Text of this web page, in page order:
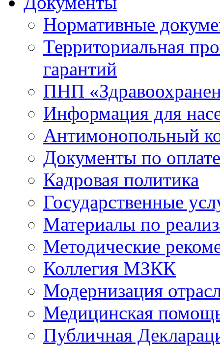
Нормативные
Территориальная
гарантий
ПНП
Информация для
Антимонопольный
Документы по
Кадровая политика
Государственные
Материалы по
Методические
Коллегия МЗКК
Модернизация
Медицинская
Публичная